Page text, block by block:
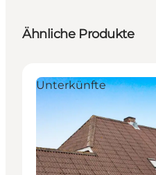
Ähnliche Produkte
Unterkünfte